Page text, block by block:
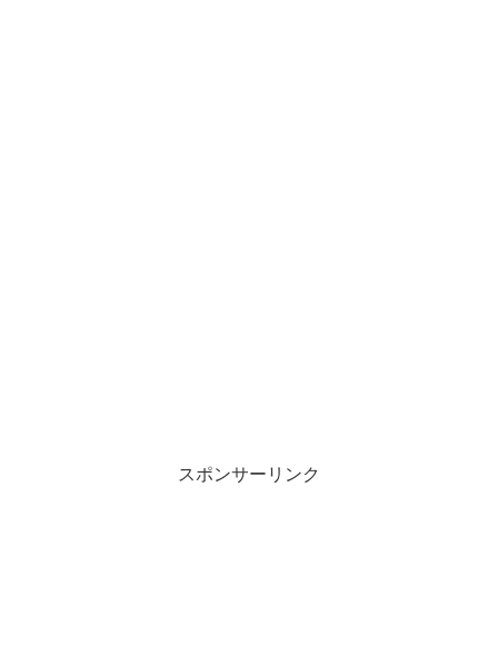
スポンサーリンク